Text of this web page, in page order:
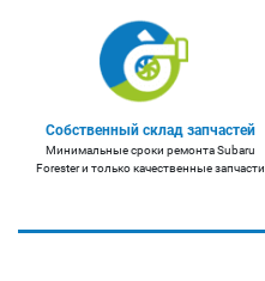
Собственный склад запчастей
Минимальные сроки ремонта Subaru
Forester и только качественные запчасти